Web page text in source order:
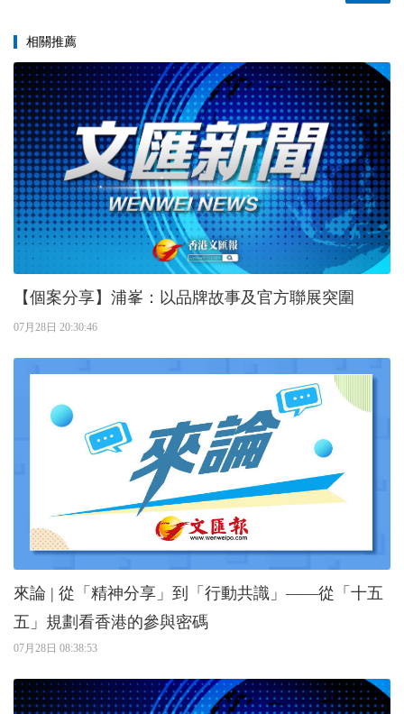
相關推薦
【個案分享】浦峯：以品牌故事及官方聯展突圍
07月28日 20:30:46
來論 | 從「精神分享」到「行動共識」——從「十五
五」規劃看香港的參與密碼
07月28日 08:38:53